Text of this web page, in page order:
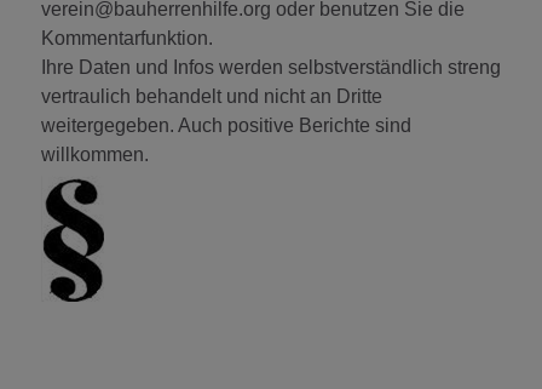
verein@bauherrenhilfe.org oder benutzen Sie die
Kommentarfunktion.
Ihre Daten und Infos werden selbstverständlich streng
vertraulich behandelt und nicht an Dritte
weitergegeben. Auch positive Berichte sind
willkommen.